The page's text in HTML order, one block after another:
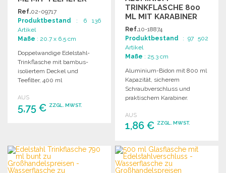
Ref.02-09717
Produktbestand : 6 136
Artikel
Maße : 20.7 x 6.5 cm
Doppelwandige Edelstahl-
Trinkflasche mit bambus-
isoliertem Deckel und
Teefilter, 400 ml
Getränke unterwegs.
AUS
5,75 € ZZGL. MWST.
Angebot anfordern
TRINKFLASCHE 800
ML MIT KARABINER
Ref.10-18874
Produktbestand : 97 502
Artikel
Maße : 25.3 cm
Aluminium-Bidon mit 800 ml
Kapazität, sicherem
Schraubverschluss und
praktischem Karabiner.
Farben und im
ansprechenden Design.
AUS
1,86 € ZZGL. MWST.
BESTELLEN
Angebot anfordern